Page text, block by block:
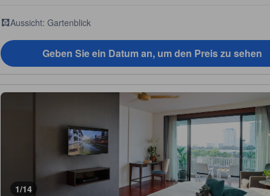
Aussicht: Gartenblick
Geben Sie ein Datum an, um den Preis zu sehen
1/14